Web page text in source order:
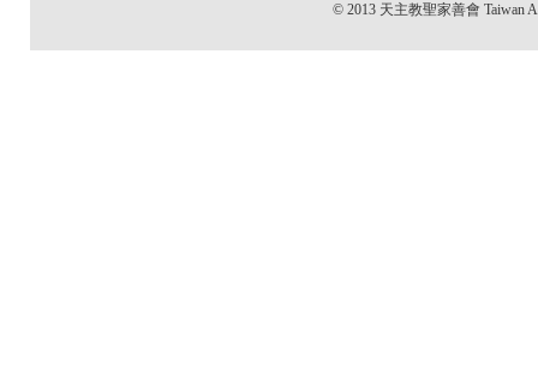
© 2013 天主教聖家善會 Taiwan